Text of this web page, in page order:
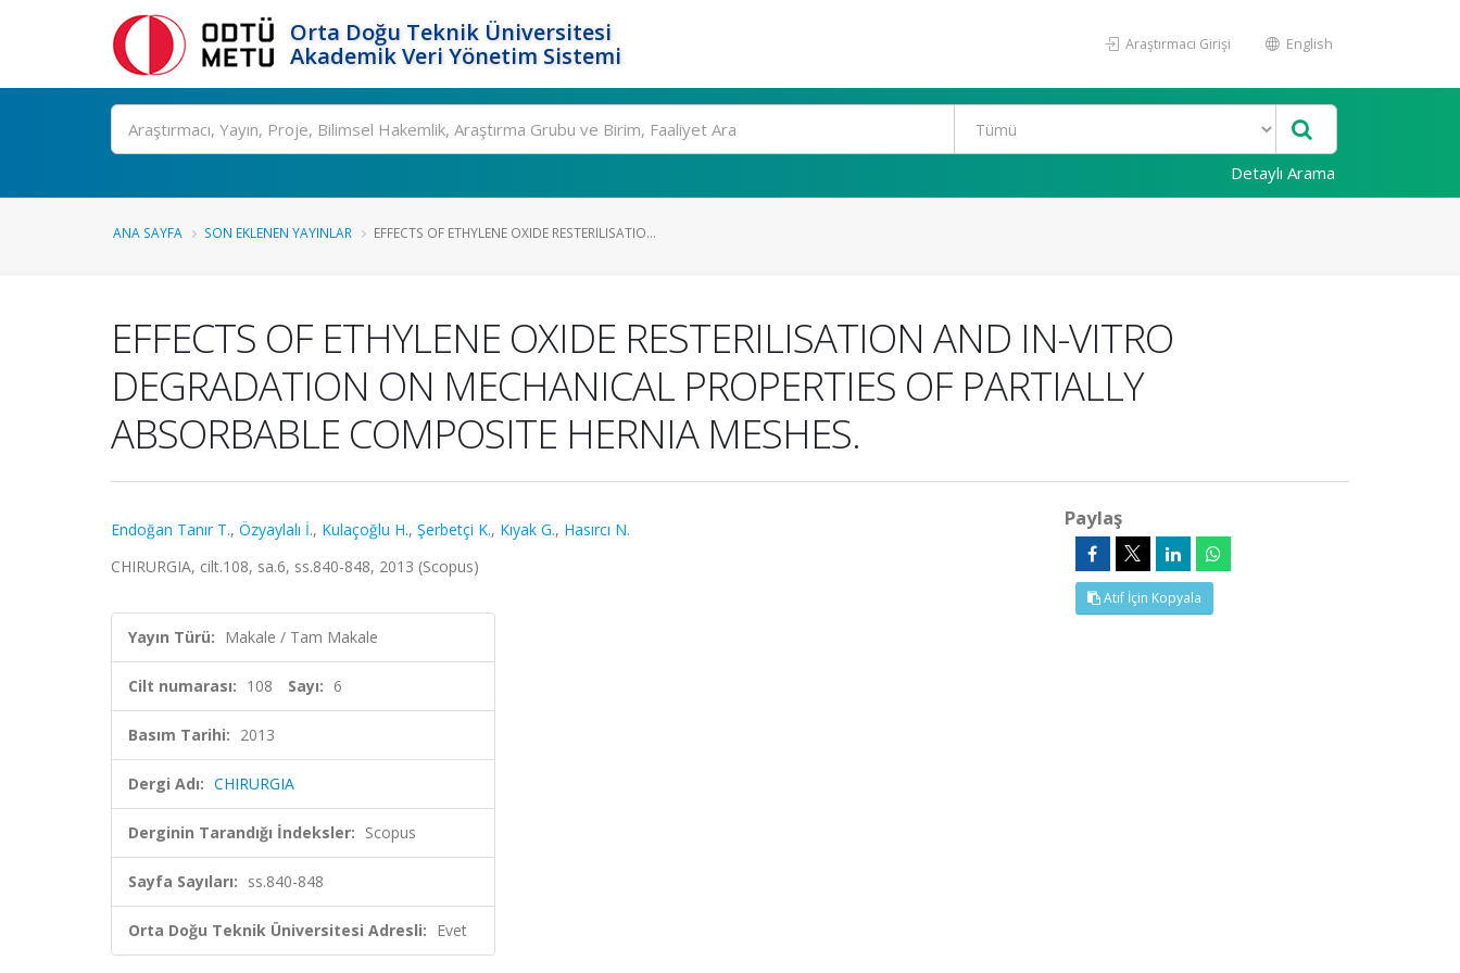
Orta Doğu Teknik Üniversitesi
Akademik Veri Yönetim Sistemi
Araştırmacı Girişi English
Ara
Detaylı Arama
ANA SAYFA SON EKLENEN YAYINLAR EFFECTS OF ETHYLENE OXIDE RESTERILISATIO...
EFFECTS OF ETHYLENE OXIDE RESTERILISATION AND IN-VITRO
DEGRADATION ON MECHANICAL PROPERTIES OF PARTIALLY
ABSORBABLE COMPOSITE HERNIA MESHES.
Endoğan Tanır T., Özyaylalı İ., Kulaçoğlu H., Şerbetçi K., Kıyak G., Hasırcı N.
CHIRURGIA, cilt.108, sa.6, ss.840-848, 2013 (Scopus)
Yayın Türü: Makale / Tam Makale
Cilt numarası: 108 Sayı: 6
Basım Tarihi: 2013
Dergi Adı: CHIRURGIA
Derginin Tarandığı İndeksler: Scopus
Sayfa Sayıları: ss.840-848
Orta Doğu Teknik Üniversitesi Adresli: Evet
Paylaş
Atıf İçin Kopyala